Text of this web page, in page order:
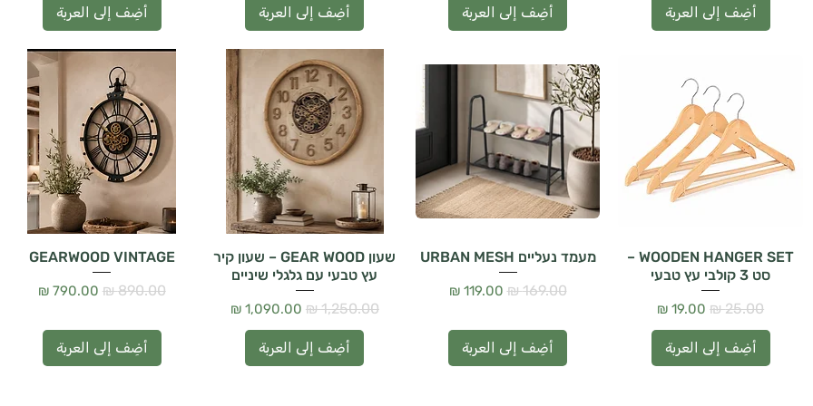
أضِف إلى العربة أضِف إلى العربة أضِف إلى العربة أضِف إلى العربة
WOODEN HANGER SET –
סט 3 קולבי עץ טבעי
سعر عادي سعر البيع
أضِف إلى العربة
מעמד נעליים URBAN MESH
سعر عادي‏169.00 ₪ سعر البيع
أضِف إلى العربة
שעון GEAR WOOD – שעון קיר
עץ טבעי עם גלגלי שיניים
سعر عادي‏1,250.00 ₪ سعر البيع
أضِف إلى العربة
GEARWOOD VINTAGE
سعر عادي‏890.00 ₪ سعر البيع
أضِف إلى العربة